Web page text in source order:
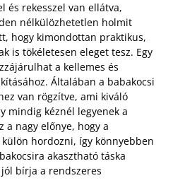
és rekesszel van ellátva,
nélkülözhetetlen holmit
hogy kimondottan praktikus,
is tökéletesen eleget tesz. Egy
a kellemes és
Általában a babakocsi
van rögzítve, ami kiváló
mindig kéznél legyenek a
a nagy előnye, hogy a
hordozni, így könnyebben
akasztható táska
bírja a rendszeres